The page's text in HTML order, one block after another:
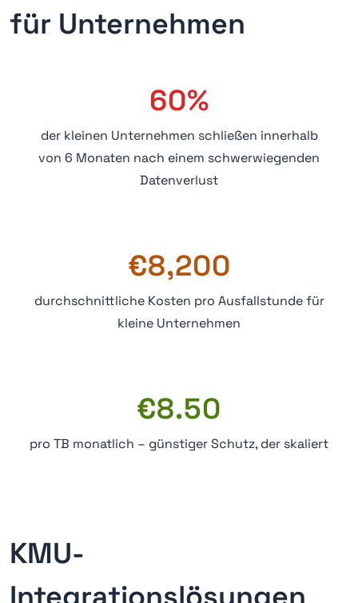
für Unternehmen
60%
der kleinen Unternehmen schließen innerhalb
von 6 Monaten nach einem schwerwiegenden
Datenverlust
€8,200
durchschnittliche Kosten pro Ausfallstunde für
kleine Unternehmen
€8.50
pro TB monatlich – günstiger Schutz, der skaliert
KMU-